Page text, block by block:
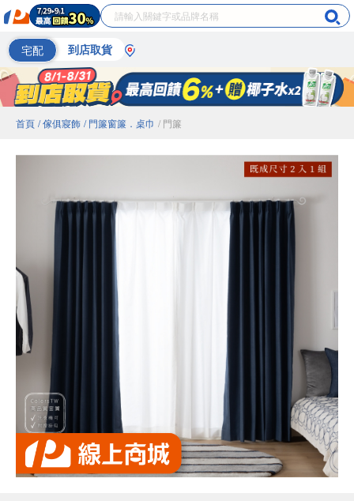
宅配 到店取貨
首頁 / 傢俱寢飾 / 門簾窗簾．桌巾 / 門簾